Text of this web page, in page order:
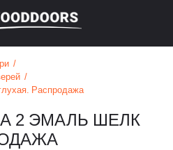
Распродажа
2 ЭМАЛЬ ШЕЛК